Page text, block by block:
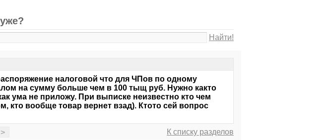
Найти!
налоговой что для ЧПов по одному
на сумму больше чем в 100 тыщ руб. Нужно както
ума не приложу. При выписке неизвестно кто чем
кто вообще товар вернет взад). Ктото сей вопрос
>
К списку разделов